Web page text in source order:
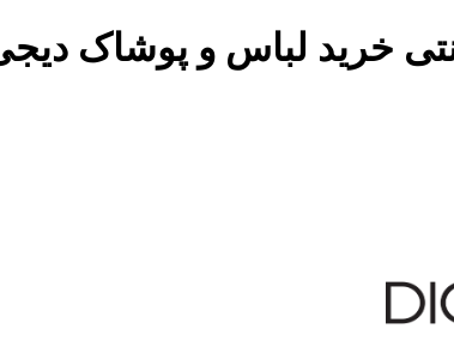
خرید لباس و پوشاک